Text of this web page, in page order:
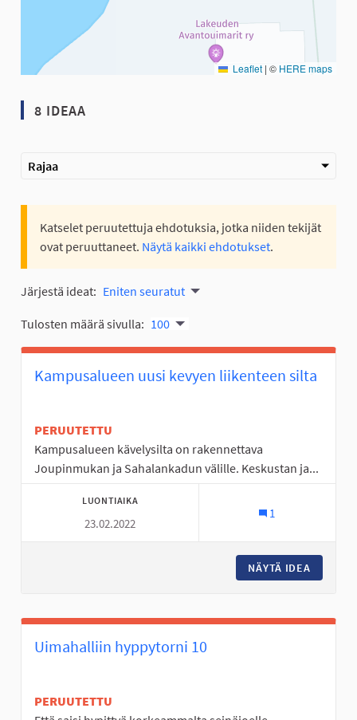
Leaflet | © HERE maps
8 IDEAA
Rajaa
Katselet peruutettuja ehdotuksia, jotka niiden tekijät
ovat peruuttaneet. Näytä kaikki ehdotukset.
Järjestä ideat: Eniten seuratut
Tulosten määrä sivulla: 100
Kampusalueen uusi kevyen liikenteen silta
PERUUTETTU
Kampusalueen kävelysilta on rakennettava
Joupinmukan ja Sahalankadun välille. Keskustan ja...
LUONTIAIKA
23.02.2022
1
NÄYTÄ IDEA
Uimahalliin hyppytorni 10
PERUUTETTU